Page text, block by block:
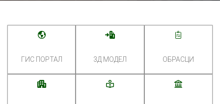
ГИС ПОРТАЛ 3Д МОДЕЛ ОБРАСЦИ